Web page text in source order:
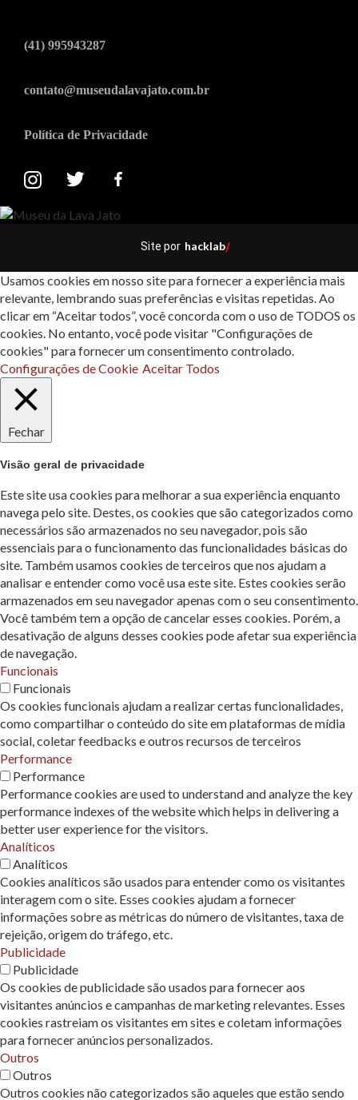
(41) 995943287
contato@museudalavajato.com.br
Política de Privacidade
Site por hacklab/
Usamos cookies em nosso site para fornecer a experiência mais
relevante, lembrando suas preferências e visitas repetidas. Ao
clicar em “Aceitar todos”, você concorda com o uso de TODOS os
cookies. No entanto, você pode visitar "Configurações de
cookies" para fornecer um consentimento controlado.
Configurações de Cookie Aceitar Todos
Fechar
Visão geral de privacidade
Este site usa cookies para melhorar a sua experiência enquanto
navega pelo site. Destes, os cookies que são categorizados como
necessários são armazenados no seu navegador, pois são
essenciais para o funcionamento das funcionalidades básicas do
site. Também usamos cookies de terceiros que nos ajudam a
analisar e entender como você usa este site. Estes cookies serão
armazenados em seu navegador apenas com o seu consentimento.
Você também tem a opção de cancelar esses cookies. Porém, a
desativação de alguns desses cookies pode afetar sua experiência
de navegação.
Funcionais
Funcionais
Os cookies funcionais ajudam a realizar certas funcionalidades,
como compartilhar o conteúdo do site em plataformas de mídia
social, coletar feedbacks e outros recursos de terceiros
Performance
Performance
Performance cookies are used to understand and analyze the key
performance indexes of the website which helps in delivering a
better user experience for the visitors.
Analíticos
Analíticos
Cookies analíticos são usados ​​para entender como os visitantes
interagem com o site. Esses cookies ajudam a fornecer
informações sobre as métricas do número de visitantes, taxa de
rejeição, origem do tráfego, etc.
Publicidade
Publicidade
Os cookies de publicidade são usados ​​para fornecer aos
visitantes anúncios e campanhas de marketing relevantes. Esses
cookies rastreiam os visitantes em sites e coletam informações
para fornecer anúncios personalizados.
Outros
Outros
Outros cookies não categorizados são aqueles que estão sendo